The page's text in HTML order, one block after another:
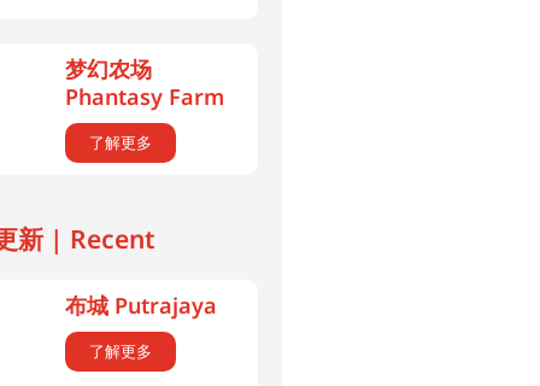
梦幻农场
Phantasy Farm
了解更多
新 | Recent
布城 Putrajaya
了解更多